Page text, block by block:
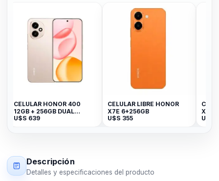
CELULAR HONOR 400
12GB + 256GB DUAL
CARD/OM USDESERT
U$S639
CELULAR LIBRE HONOR
X7E 6+256GB
U$S355
X5C
U$S
Descripción
Detalles y especificaciones del producto